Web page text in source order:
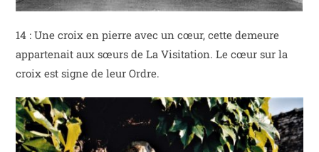
14 : Une croix en pierre avec un cœur, cette demeure
appartenait aux sœurs de La Visitation. Le cœur sur la
croix est signe de leur Ordre.